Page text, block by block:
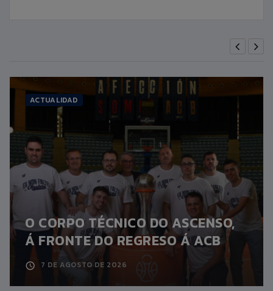
ACTUALIDAD
O CORPO TÉCNICO DO ASCENSO,
Á FRONTE DO REGRESO Á ACB
7 DE AGOSTO DE 2026